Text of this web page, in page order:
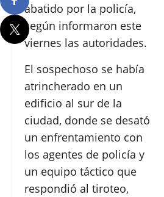
abatido por la policía,
según informaron este
viernes las autoridades.
El sospechoso se había
atrincherado en un
edificio al sur de la
ciudad, donde se desató
un enfrentamiento con
los agentes de policía y
un equipo táctico que
respondió al tiroteo,